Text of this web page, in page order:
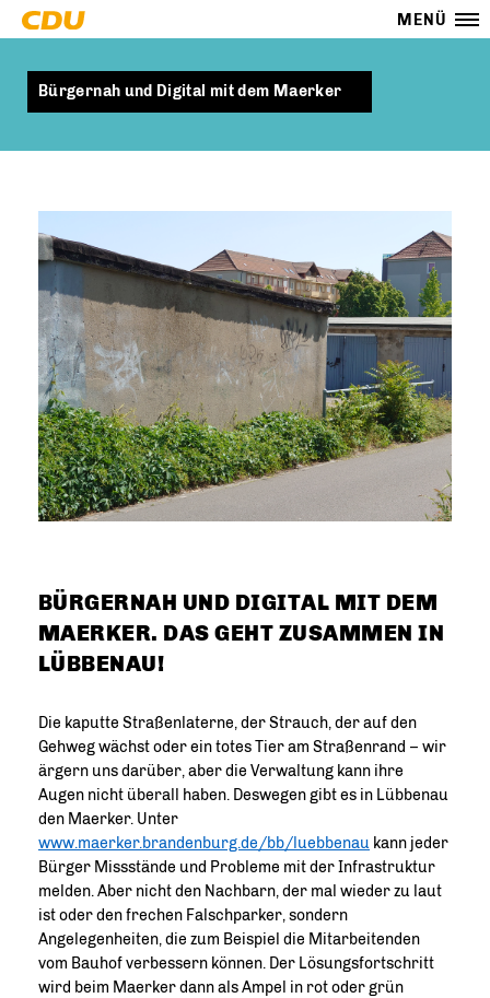
MENÜ
Bürgernah und Digital mit dem Maerker
BÜRGERNAH UND DIGITAL MIT DEM
MAERKER. DAS GEHT ZUSAMMEN IN
LÜBBENAU!
Die kaputte Straßenlaterne, der Strauch, der auf den
Gehweg wächst oder ein totes Tier am Straßenrand – wir
ärgern uns darüber, aber die Verwaltung kann ihre
Augen nicht überall haben. Deswegen gibt es in Lübbenau
den Maerker. Unter
www.maerker.brandenburg.de/bb/luebbenau kann jeder
Bürger Missstände und Probleme mit der Infrastruktur
melden. Aber nicht den Nachbarn, der mal wieder zu laut
ist oder den frechen Falschparker, sondern
Angelegenheiten, die zum Beispiel die Mitarbeitenden
vom Bauhof verbessern können. Der Lösungsfortschritt
wird beim Maerker dann als Ampel in rot oder grün